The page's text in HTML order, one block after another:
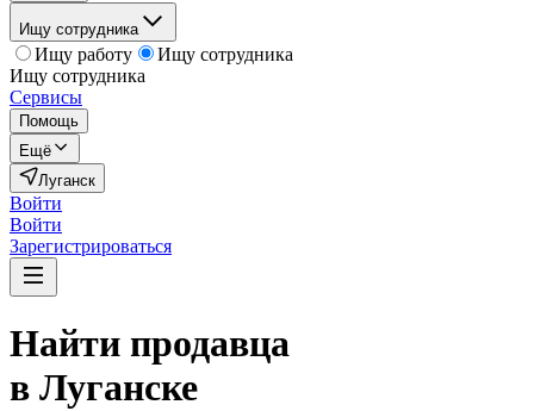
Ищу сотрудника
Ищу работу
Ищу сотрудника
Ищу сотрудника
Сервисы
Помощь
Ещё
Луганск
Войти
Войти
Зарегистрироваться
Найти продавца
в Луганске